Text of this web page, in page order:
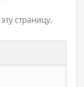
страницу.